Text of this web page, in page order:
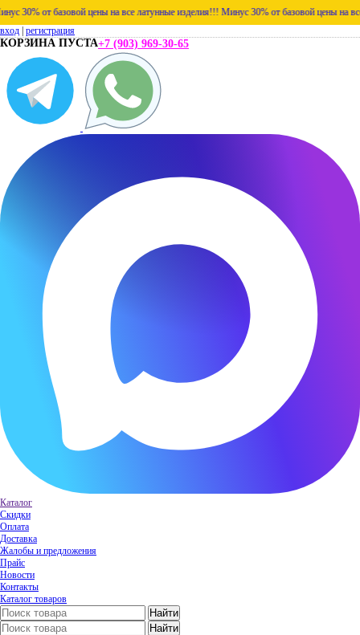
30% от базовой цены на все латунные изделия!!! Минус 30% от базовой цены на все
вход регистрация
КОРЗИНА ПУСТА+7 (903) 969-30-65
Каталог
Скидки
Оплата
Доставка
Жалобы и предложения
Прайс
Новости
Контакты
Каталог товаров